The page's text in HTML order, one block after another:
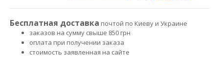
Бесплатная доставка почтой по Киеву и Украине
заказов на сумму свыше 850 грн
оплата при получении заказа
стоимость заявленная на сайте